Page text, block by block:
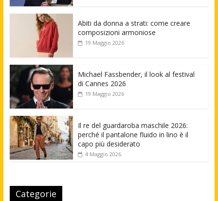
Abiti da donna a strati: come creare
composizioni armoniose
19 Maggio 2026
Michael Fassbender, il look al festival
di Cannes 2026
19 Maggio 2026
Il re del guardaroba maschile 2026:
perché il pantalone fluido in lino è il
capo più desiderato
4 Maggio 2026
Categorie